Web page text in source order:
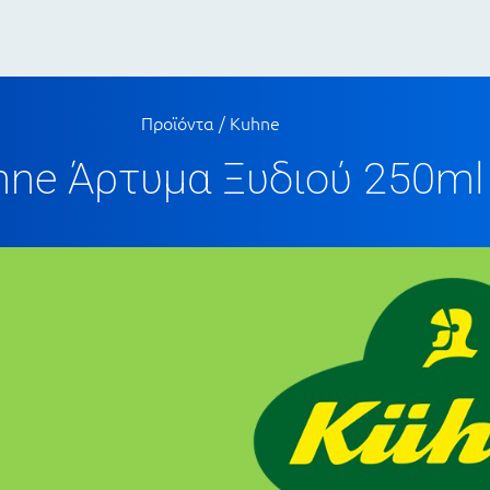
Προϊόντα / Kuhne
Άρτυμα Ξυδιού 250ml